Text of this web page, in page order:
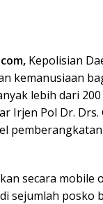
Kepolisian
kemanusiaan
lebih dari
Irjen Pol Dr.
secara mobile
sejumlah posko